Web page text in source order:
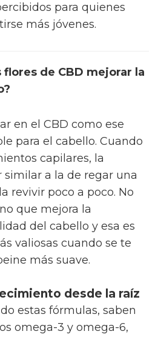
para quienes
más jóvenes.
flores de CBD mejorar la
en el CBD como ese
para el cabello. Cuando
capilares, la
similar a la de regar una
revivir poco a poco. No
que mejora la
del cabello y esa es
valiosas cuando se te
más suave.
desde la raíz
estas fórmulas, saben
omega-3 y omega-6,